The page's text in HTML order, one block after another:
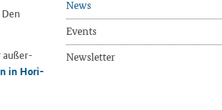
au­ßer­
in Ho­ri­
News
Events
News­let­ter